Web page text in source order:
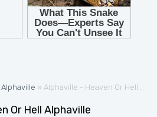
Alphaville » Alphaville - Heaven Or Hell 🎶 Слова и текст песни
Or Hell Alphaville